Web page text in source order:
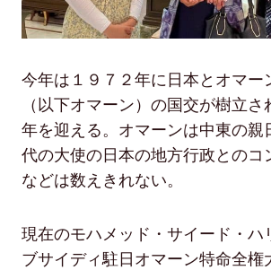
今年は１９７２年に日本とオマー
（以下オマーン）の国交が樹立さ
年を迎える。オマーンは中東の親
代の大使の日本の地方行政とのコ
などは数えきれない。
現在のモハメッド・サイード・ハ
ブサイディ駐日オマーン特命全権